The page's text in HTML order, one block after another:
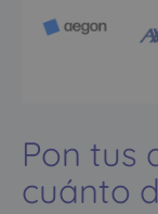
Pon tus
cuánto